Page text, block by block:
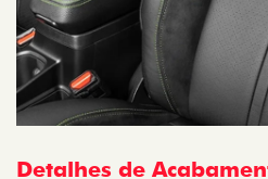
Detalhes de